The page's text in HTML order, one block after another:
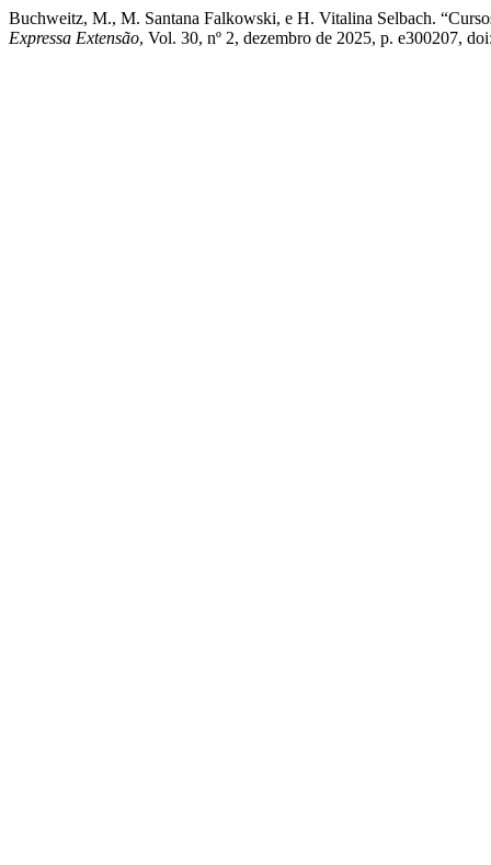
Buchweitz, M., M. Santana Falkowski, e H. Vitalina Selbach.
Expressa Extensão, Vol. 30, nº 2, dezembro de 2025, p. e300207,